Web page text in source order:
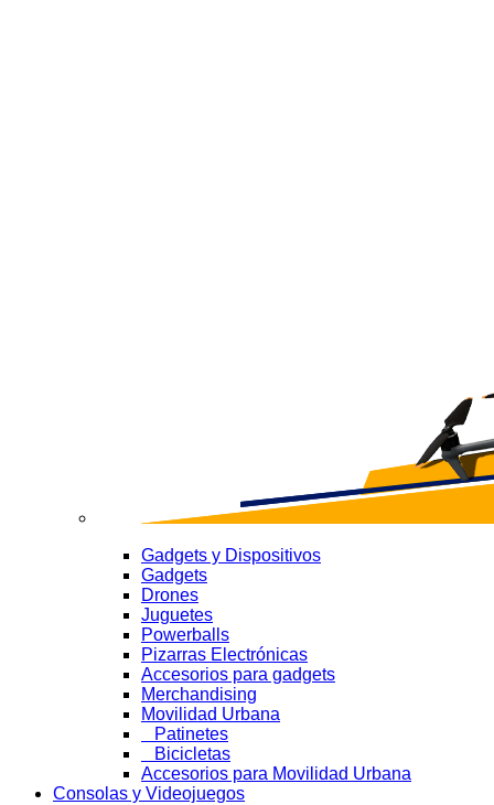
Gadgets y Dispositivos
Gadgets
Drones
Juguetes
Powerballs
Pizarras Electrónicas
Accesorios para gadgets
Merchandising
Movilidad Urbana
Patinetes
Bicicletas
Accesorios para Movilidad Urbana
Consolas y Videojuegos